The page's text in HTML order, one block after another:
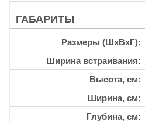
ГАБАРИТЫ
Размеры (ШхВхГ)
Ширина встраивания
Высота, см
Ширина, см
Глубина, см